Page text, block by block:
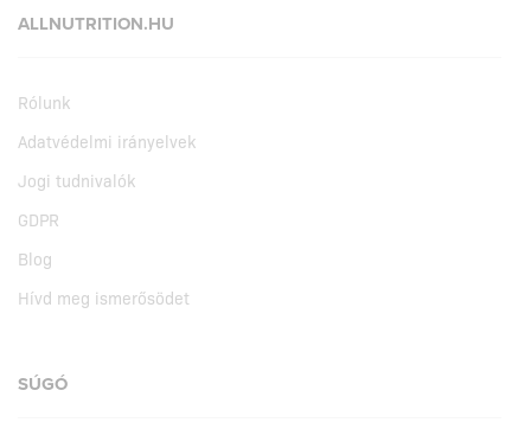
ALLNUTRITION.HU
Rólunk
Adatvédelmi irányelvek
Jogi tudnivalók
GDPR
Blog
Hívd meg ismerősödet
SÚGÓ